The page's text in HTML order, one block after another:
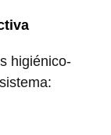
higiénico-